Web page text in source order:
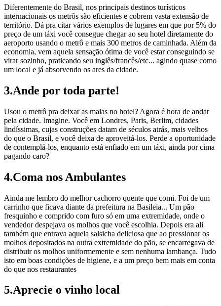
Diferentemente do Brasil, nos principais destinos turísticos
internacionais os metrôs são eficientes e cobrem vasta extensão de
território. Dá pra citar vários exemplos de lugares em que por 5% do
preço de um táxi você consegue chegar ao seu hotel diretamente do
aeroporto usando o metrô e mais 300 metros de caminhada. Além da
economia, vem aquela sensação ótima de você estar conseguindo se
virar sozinho, praticando seu inglês/francês/etc... agindo quase como
um local e já absorvendo os ares da cidade.
3.Ande por toda parte!
Usou o metrô pra deixar as malas no hotel? Agora é hora de andar
pela cidade. Imagine. Você em Londres, Paris, Berlim, cidades
lindíssimas, cujas construções datam de séculos atrás, mais velhos
do que o Brasil, e você deixa de aproveitá-los. Perde a oportunidade
de contemplá-los, enquanto está enfiado em um táxi, ainda por cima
pagando caro?
4.Coma nos Ambulantes
Ainda me lembro do melhor cachorro quente que comi. Foi de um
carrinho que ficava diante da prefeitura na Basileia... Um pão
fresquinho e comprido com furo só em uma extremidade, onde o
vendedor despejava os molhos que você escolhia. Depois era ali
também que entrava aquela salsicha deliciosa que ao pressionar os
molhos depositados na outra extremidade do pão, se encarregava de
distribuir os molhos uniformemente e sem nenhuma lambança. Tudo
isto em boas condições de higiene, e a um preço bem mais em conta
do que nos restaurantes
5.Aprecie o vinho local